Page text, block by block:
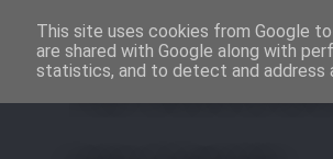
This site uses cookies from Google
are shared with Google along with
statistics, and to detect and address